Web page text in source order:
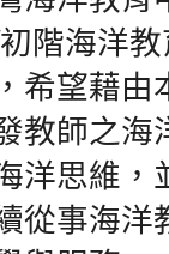
初階海洋
希望藉由
教師之海
洋思維，
從事海洋